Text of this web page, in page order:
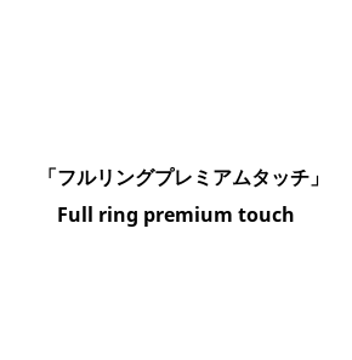
「フルリングプレミアムタッチ」
Full ring premium touch